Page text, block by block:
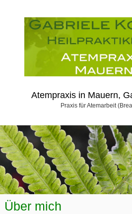
s
p
i
n
Atempraxis in Mauern,
Praxis für Atemarbeit
Über mich